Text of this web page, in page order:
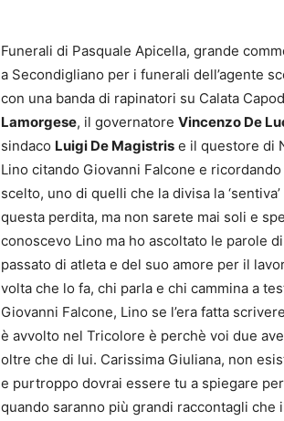
Funerali di Pasquale Apicella, grande
a Secondigliano per i funerali dell’agente
con una banda di rapinatori su Calata
Lamorgese, il governatore Vincenzo De
sindaco Luigi De Magistris e il questore di
Lino citando Giovanni Falcone e
scelto, uno di quelli che la divisa la
questa perdita, ma non sarete mai soli e
conoscevo Lino ma ho ascoltato le parole
passato di atleta e del suo amore per il
volta che lo fa, chi parla e chi cammina a
Giovanni Falcone, Lino se l’era fatta
è avvolto nel Tricolore è perchè voi due
oltre che di lui. Carissima Giuliana, non
e purtroppo dovrai essere tu a spiegare
quando saranno più grandi raccontagli